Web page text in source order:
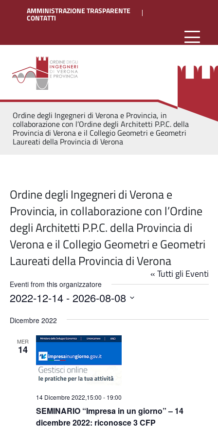
AMMINISTRAZIONE TRASPARENTE
CONTATTI
Ordine degli Ingegneri di Verona e Provincia, in
collaborazione con l’Ordine degli Architetti P.P.C. della
Provincia di Verona e il Collegio Geometri e Geometri
Laureati della Provincia di Verona
Ordine degli Ingegneri di Verona e
Provincia, in collaborazione con l’Ordine
degli Architetti P.P.C. della Provincia di
Verona e il Collegio Geometri e Geometri
Laureati della Provincia di Verona
« Tutti gli Eventi
Eventi from this organizzatore
2022-12-14 - 2026-08-08
la
Dicembre 2022
MER
14
SEMINARIO “Impresa in un giorno” – 14
dicembre 2022: riconosce 3 CFP
14 Dicembre 2022,15:00 - 19:00